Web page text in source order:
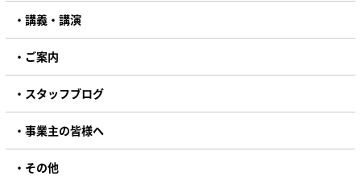
講義・講演
ご案内
スタッフブログ
事業主の皆様へ
その他